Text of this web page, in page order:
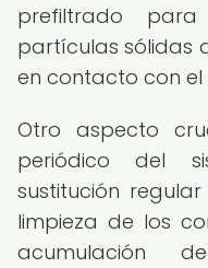
prefiltrado
partículas sólidas
en contacto con
Otro aspecto
periódico del
sustitución
limpieza de los
acumulación